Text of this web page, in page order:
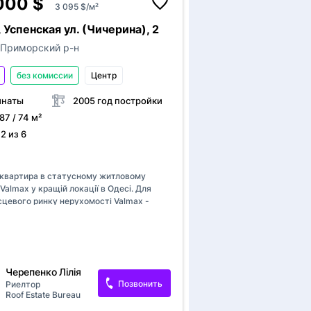
3 095 $/м²
ул. (Чичерина), 2
Приморский р-н
без комиссии Центр
/ 74 м²
из 6
2005 год постройки
в статусному житловому
у кращій локації в Одесі. Для
ринку нерухомості Valmax -
величезна (4га) та має статус
території у місті. Простора
і актуальним інтерʼєром та
ідеально підійде для дружньої
Черепенко Лілія
Риелтор
Roof Estate Bureau
Позвонить